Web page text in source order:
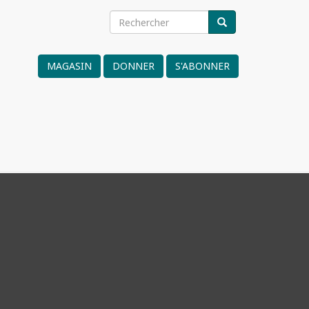
Search
form
Rechercher RECHERCHER
MAGASIN DONNER S'ABONNER